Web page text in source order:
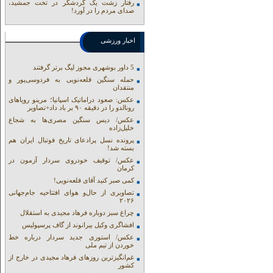
رفتار زشت یک گردشگر در تخت جمشید،
صدای مردم را در آورد!
اخبار ورزشی
5 داور بوشهری مجوز لیگ برتر گرفتند
حمله سنگین قلعه‌نویی به فردوسی‌پور و
منتقدان
عکس: صعود دراماتیک اسپانیا؛ مرینو رویاهای
رونالدو را در دقیقه ۹۰ بر باد داد+تصاویر
عکس/ دیس سنگین مصری‌ها به شجاع
خلیل‌زاده
پرونده نسل پرادعای تاریخ فوتبال ایران هم
بسته شد!
عکس/ توقیف خودروی سردار آزمون در
کرمان
کمی صبر کنید آقای قلعه‌نویی!
تصاویری از حال‌و هوای افتتاحیه جام‌جهانی
۲۰۲۶
چراغ سبز دوباره فرهاد مجیدی به استقلال
افشاگری وکیل بیرانوند از گاف‌ پرسپولیس
عکس/ استوری جدید سردار درباره خط
خوردن از تیم ملی
غم‌انگیزترین روزهای فرهاد مجیدی در خارج از
کشور